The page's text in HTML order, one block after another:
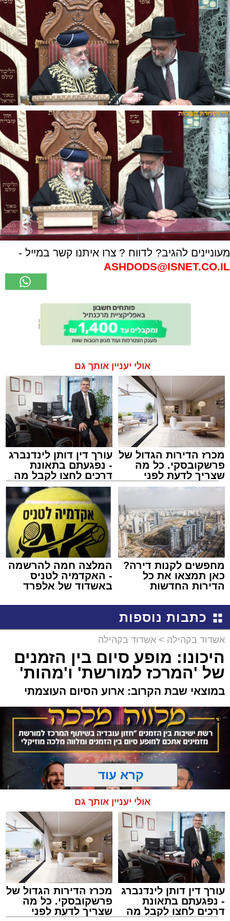
מעוניינים להגיב? לדווח ? צרו איתנו קשר במייל -
ASHDODS@ISNET.CO.IL
אולי יעניין אותך גם
מכרז הדירות הגדול של
פרשקובסקי. כל מה
שצריך לדעת לפני
שמגישים הצעה לדירה
עורך דין דותן לינדנברג
- נפגעתם בתאונת
דרכים לחצו לקבל מה
שמגיע לכם
מחפשים לקנות דירה?
כאן תמצאו את כל
הדירות החדשות
המלצה חמה להרשמה
- האקדמיה לטניס
באשדוד של אלפרד
כתבות נוספות
אשדוד בקהילה > אשדוד בקהילה
היכונו: מופע סיום בין הזמנים
של 'המרכז למורשת' ו'מהות'
במוצאי שבת הקרוב: ארוע הסיום העוצמתי
המרכז למורשת
מנהל האתר / 10:42 06.08.26
קרא עוד
אולי יעניין אותך גם
עורך דין דותן לינדנברג
- נפגעתם בתאונת
דרכים לחצו לקבל מה
מכרז הדירות הגדול של
פרשקובסקי. כל מה
שצריך לדעת לפני